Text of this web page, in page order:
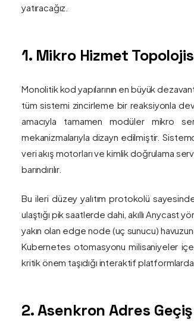
yatıracağız.
1. Mikro Hizmet
Monolitik kod yapılarının en büyük
tüm sistemi zincirleme bir reaksiyonla
amacıyla tamamen modüler mikro
mekanizmalarıyla dizayn edilmiştir.
veri akış motorları ve kimlik doğrulama
barındırılır.
Bu ileri düzey yalıtım protokolü
ulaştığı pik saatlerde dahi, akıllı Anycast
yakın olan edge node (uç sunucu)
Kubernetes otomasyonu milisaniyeler
kritik önem taşıdığı interaktif
2. Asenkron Adres